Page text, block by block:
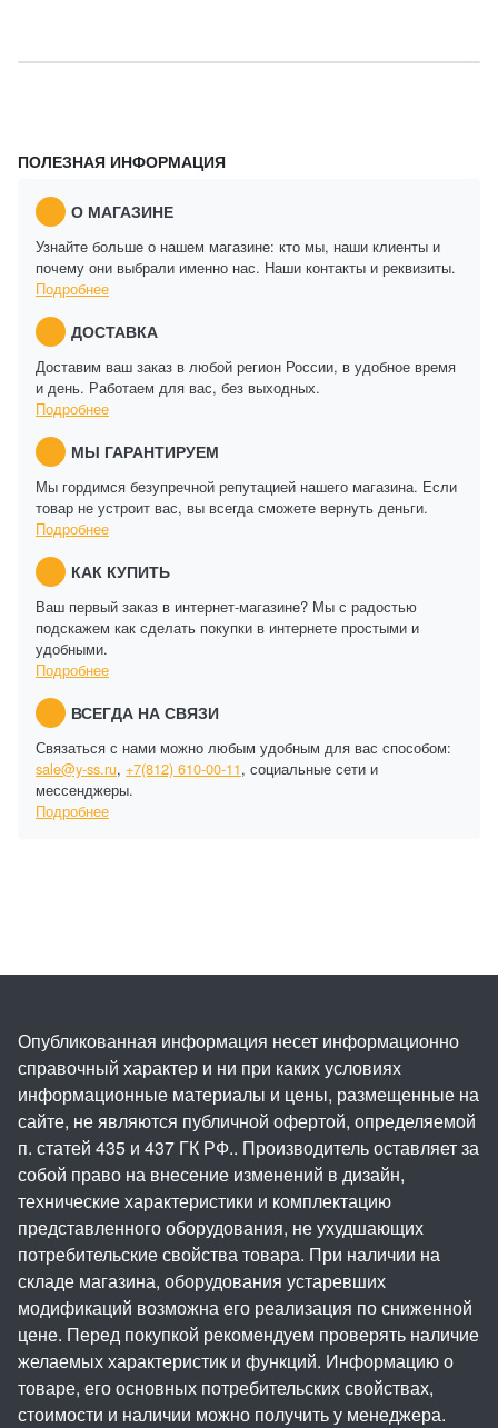
ПОЛЕЗНАЯ ИНФОРМАЦИЯ
О МАГАЗИНЕ
Узнайте больше о нашем магазине: кто мы, наши клиенты и
почему они выбрали именно нас. Наши контакты и реквизиты.
Подробнее
ДОСТАВКА
Доставим ваш заказ в любой регион России, в удобное время
и день. Работаем для вас, без выходных.
Подробнее
МЫ ГАРАНТИРУЕМ
Мы гордимся безупречной репутацией нашего магазина. Если
товар не устроит вас, вы всегда сможете вернуть деньги.
Подробнее
КАК КУПИТЬ
Ваш первый заказ в интернет-магазине? Мы с радостью
подскажем как сделать покупки в интернете простыми и
удобными.
Подробнее
ВСЕГДА НА СВЯЗИ
Связаться с нами можно любым удобным для вас способом:
sale@y-ss.ru, +7(812) 610-00-11, социальные сети и
мессенджеры.
Подробнее
Опубликованная информация несет информационно
справочный характер и ни при каких условиях
информационные материалы и цены, размещенные на
сайте, не являются публичной офертой, определяемой
п. статей 435 и 437 ГК РФ.. Производитель оставляет за
собой право на внесение изменений в дизайн,
технические характеристики и комплектацию
представленного оборудования, не ухудшающих
потребительские свойства товара. При наличии на
складе магазина, оборудования устаревших
модификаций возможна его реализация по сниженной
цене. Перед покупкой рекомендуем проверять наличие
желаемых характеристик и функций. Информацию о
товаре, его основных потребительских свойствах,
стоимости и наличии можно получить у менеджера.